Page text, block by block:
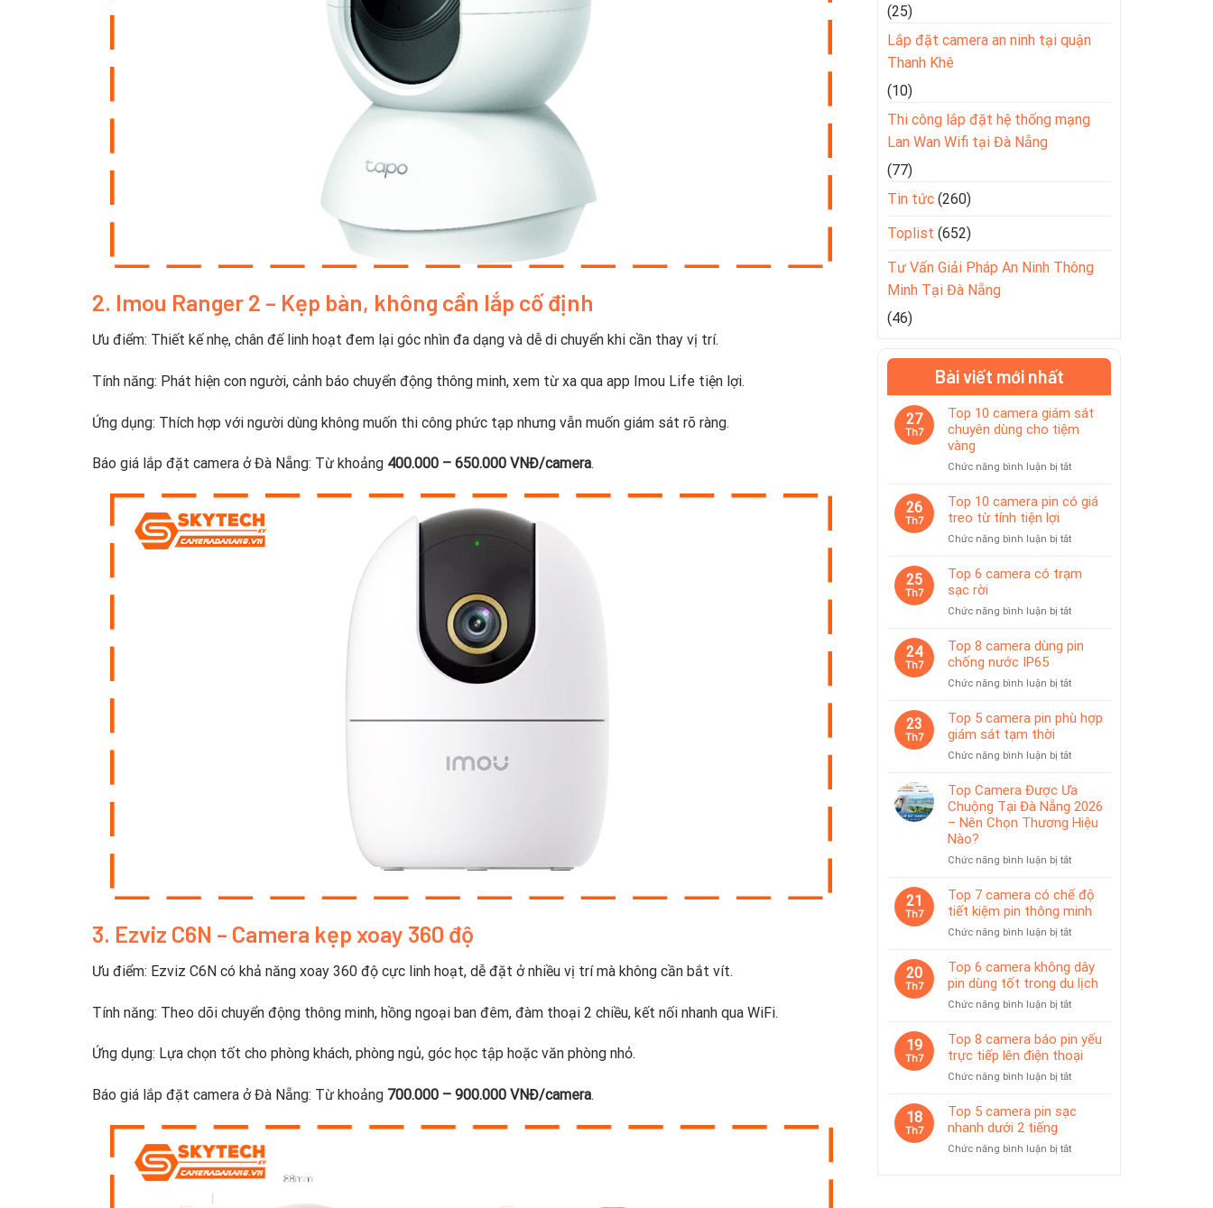
2. Imou Ranger 2 – Kẹp bàn, không cần lắp cố định
Ưu điểm: Thiết kế nhẹ, chân đế linh hoạt đem lại góc nhìn đa dạng và dễ di chuyển khi cần thay vị trí.
Tính năng: Phát hiện con người, cảnh báo chuyển động thông minh, xem từ xa qua app Imou Life tiện lợi.
Ứng dụng: Thích hợp với người dùng không muốn thi công phức tạp nhưng vẫn muốn giám sát rõ ràng.
Báo giá lắp đặt camera ở Đà Nẵng: Từ khoảng 400.000 – 650.000 VNĐ/camera.
3. Ezviz C6N – Camera kẹp xoay 360 độ
Ưu điểm: Ezviz C6N có khả năng xoay 360 độ cực linh hoạt, dễ đặt ở nhiều vị trí mà không cần bắt vít.
Tính năng: Theo dõi chuyển động thông minh, hồng ngoại ban đêm, đàm thoại 2 chiều, kết nối nhanh qua WiFi.
Ứng dụng: Lựa chọn tốt cho phòng khách, phòng ngủ, góc học tập hoặc văn phòng nhỏ.
Báo giá lắp đặt camera ở Đà Nẵng: Từ khoảng 700.000 – 900.000 VNĐ/camera.
(25)
Lắp đặt camera an ninh tại quận
Thanh Khê
(10)
Thi công lắp đặt hệ thống mạng
Lan Wan Wifi tại Đà Nẵng
(77)
Tin tức (260)
Toplist (652)
Tư Vấn Giải Pháp An Ninh Thông
Minh Tại Đà Nẵng
(46)
Bài viết mới nhất
27
Th7
Top 10 camera giám sát
chuyên dùng cho tiệm
vàng
Chức năng bình luận bị tắtở
10
camera
sát
dùng
26
Th7
Top 10 camera pin có giá
treo từ tính tiện lợi
Chức năng bình luận bị tắtở
10
có
treo
25
Th7
Top 6 camera có trạm
sạc rời
Chức năng bình luận bị tắtở
6
trạm
rời
24
Th7
Top 8 camera dùng pin
chống nước IP65
Chức năng bình luận bị tắtở
8
camera
pin
nước
IP65
23
Th7
Top 5 camera pin phù hợp
giám sát tạm thời
Chức năng bình luận bị tắtở
5
camera
pin
phù
giám
tạm
thời
Top Camera Được Ưa
Chuộng Tại Đà Nẵng 2026
– Nên Chọn Thương Hiệu
Nào?
Chức năng bình luận bị tắtở
Camera
Được
Chuộng
Đà
Nẵng
Chọn
Thương
Hiệu
21
Th7
Top 7 camera có chế độ
tiết kiệm pin thông minh
Chức năng bình luận bị tắtở
camera
chế
tiết
kiệm
20
Th7
Top 6 camera không dây
pin dùng tốt trong du lịch
Chức năng bình luận bị tắtở
6
camera
không
dây
dùng
19
Th7
Top 8 camera báo pin yếu
trực tiếp lên điện thoại
Chức năng bình luận bị tắtở
8
pin
18
Th7
Top 5 camera pin sạc
nhanh dưới 2 tiếng
Chức năng bình luận bị tắtở